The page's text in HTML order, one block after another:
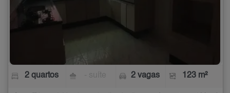
2 quartos 2 vagas 123 m²